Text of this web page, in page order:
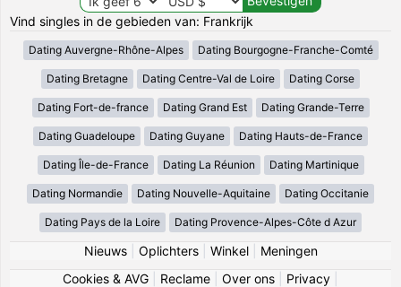
Vind singles in de gebieden van: Frankrijk
Dating Auvergne-Rhône-Alpes Dating Bourgogne-Franche-Comté
Dating Bretagne Dating Centre-Val de Loire Dating Corse
Dating Fort-de-france Dating Grand Est Dating Grande-Terre
Dating Guadeloupe Dating Guyane Dating Hauts-de-France
Dating Île-de-France Dating La Réunion Dating Martinique
Dating Normandie Dating Nouvelle-Aquitaine Dating Occitanie
Dating Pays de la Loire Dating Provence-Alpes-Côte d Azur
Nieuws| Oplichters| Winkel| Meningen
Cookies & AVG
Reclame Over ons Privacy